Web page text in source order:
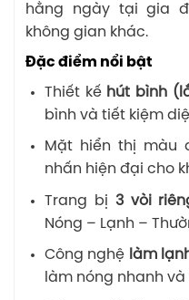
hằng ngày tại gia
không gian khác.
Đặc điểm nổi bật
Thiết kế hút bình
bình và tiết kiệm
Mặt hiển thị màu
nhấn hiện đại cho
Trang bị 3 vòi
Nóng – Lạnh –
Công nghệ làm
làm nóng nhanh